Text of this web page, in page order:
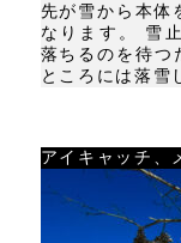
先が雪から本
なります。 雪
落ちるのを待つ
ところには落
アイキャッチ、